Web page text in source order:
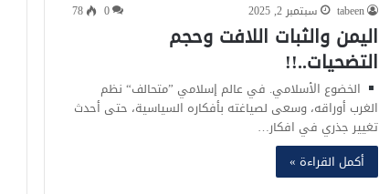
tabeen سبتمبر 2, 2025 0
78
اليمن والثبات اللافت وحجم
التضحيات..!!
الخضوع الأسلامي. في عالم إسلامي ”متحالف“ نظم
الغرب أوراقه، وسعى لصياغته بأفكاره السياسية، حتى أحدث
تغيير جذري في افكار…
أكمل القراءة »